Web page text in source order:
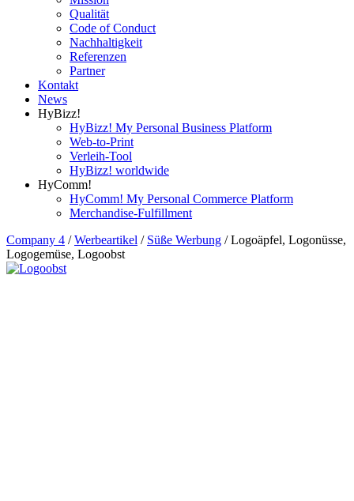
Qualität
Code of Conduct
Nachhaltigkeit
Referenzen
Partner
Kontakt
News
HyBizz!
HyBizz! My Personal Business Platform
Web-to-Print
Verleih-Tool
HyBizz! worldwide
HyComm!
HyComm! My Personal Commerce Platform
Merchandise-Fulfillment
Company 4 / Werbeartikel / Süße Werbung / Logoäpfel, Logonüsse,
Logogemüse, Logoobst